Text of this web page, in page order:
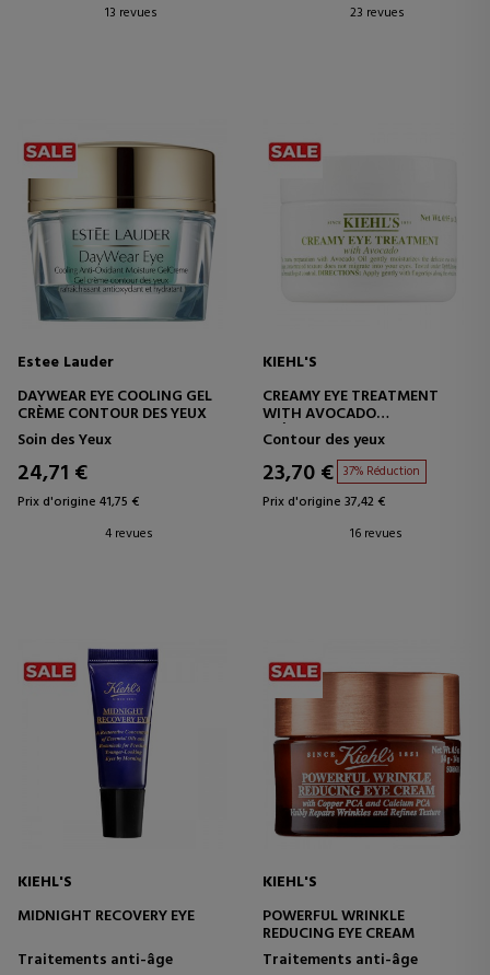
13 revues
23 revues
Estee Lauder
DAYWEAR EYE COOLING GEL
CRÈME CONTOUR DES YEUX
Soin des Yeux
24,71 €
Prix d'origine 41,75 €
4 revues
KIEHL'S
CREAMY EYE TREATMENT
WITH AVOCADO
CRÈME CONTOUR DES YEUX -
HYDRATANTE
Contour des yeux
23,70 € 37% Réduction
Prix d'origine 37,42 €
16 revues
KIEHL'S
MIDNIGHT RECOVERY EYE
Traitements anti-âge
KIEHL'S
POWERFUL WRINKLE
REDUCING EYE CREAM
Traitements anti-âge